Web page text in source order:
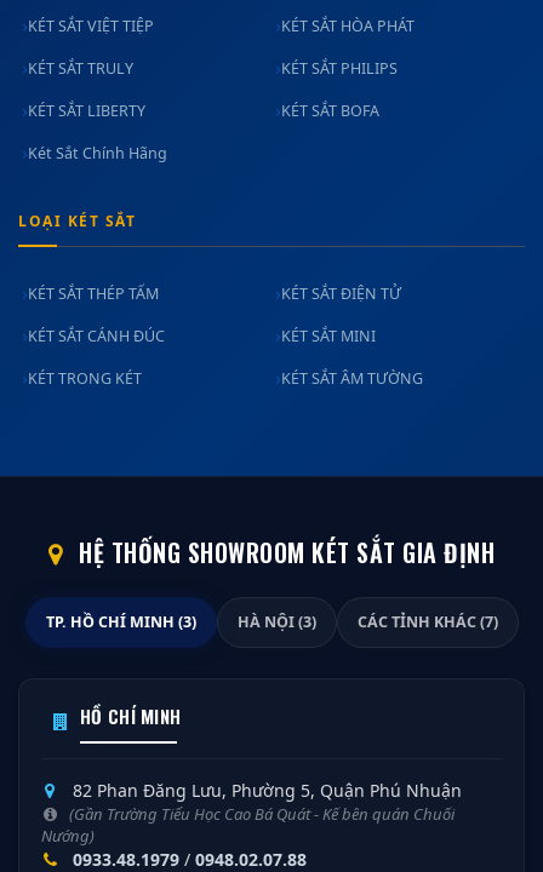
KÉT SẮT VIỆT TIỆP KÉT SẮT HÒA PHÁT
KÉT SẮT TRULY KÉT SẮT PHILIPS
KÉT SẮT LIBERTY KÉT SẮT BOFA
Két Sắt Chính Hãng
LOẠI KÉT SẮT
KÉT SẮT THÉP TẤM KÉT SẮT ĐIỆN TỬ
KÉT SẮT CÁNH ĐÚC KÉT SẮT MINI
KÉT TRONG KÉT KÉT SẮT ÂM TƯỜNG
HỆ THỐNG SHOWROOM KÉT SẮT GIA ĐỊNH
TP. HỒ CHÍ MINH (3) HÀ NỘI (3) CÁC TỈNH KHÁC (7)
HỒ CHÍ MINH
82 Phan Đăng Lưu, Phường 5, Quận Phú Nhuận
(Gần Trường Tiểu Học Cao Bá Quát - Kế bên quán Chuối
Nướng)
0933.48.1979 / 0948.02.07.88